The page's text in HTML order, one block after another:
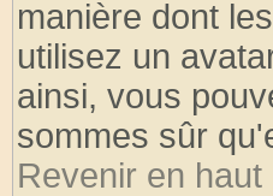
manière dont
utilisez un
ainsi, vous
sommes sûr
Revenir en haut